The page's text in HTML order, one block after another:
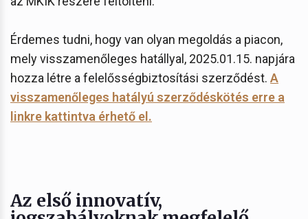
Érdemes tudni, hogy van olyan megoldás a piacon,
mely visszamenőleges hatállyal, 2025.01.15. napjára
hozza létre a felelősségbiztosítási szerződést. A
visszamenőleges hatályú szerződéskötés erre a
linkre kattintva érhető el.
Az első innovatív,